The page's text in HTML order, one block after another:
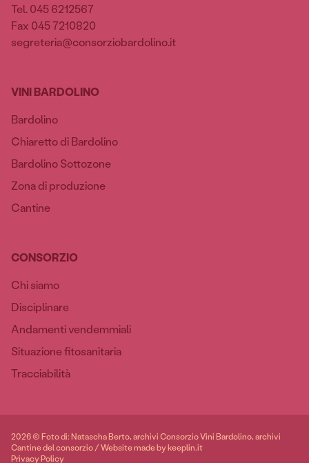
Tel. 045 6212567
Fax 045 7210820
segreteria@consorziobardolino.it
VINI BARDOLINO
Bardolino
Chiaretto di Bardolino
Bardolino Sottozone
Zona di produzione
Cantine
CONSORZIO
Chi siamo
Disciplinare
Andamenti vendemmiali
Situazione fitosanitaria
Tracciabilità
2026 © Foto di: Natascha Berto, archivi Consorzio Vini Bardolino, archivi
Cantine del consorzio / Website made by keeplin.it
Privacy Policy